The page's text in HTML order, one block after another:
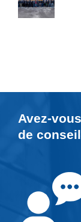
Avez-
de